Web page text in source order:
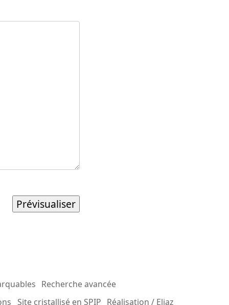
Recherche avancée
Site cristallisé en SPIP Réalisation / Eliaz